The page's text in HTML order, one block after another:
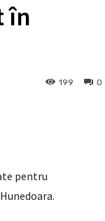
în
0
199
pentru